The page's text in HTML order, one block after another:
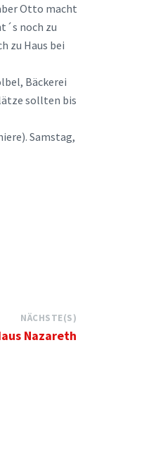
Otto macht
noch zu
zu Haus bei
Bäckerei
sollten bis
Samstag,
NÄCHSTE(S)
Nazareth